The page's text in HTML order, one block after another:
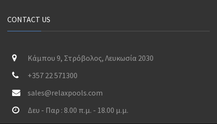
CONTACT US
Κάμπου 9, Στρόβολος, Λευκωσία 2030
+357 22 571300
sales@relaxpools.com
Δευ - Παρ : 8.00 π.μ. - 18.00 μ.μ.